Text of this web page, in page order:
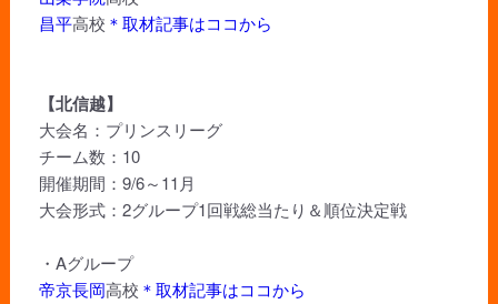
昌平高校 ＊取材記事はココから
【北信越】
大会名：プリンスリーグ
チーム数：10
開催期間：9/6～11月
大会形式：2グループ1回戦総当たり＆順位決定戦
・Aグループ
帝京長岡高校 ＊取材記事はココから